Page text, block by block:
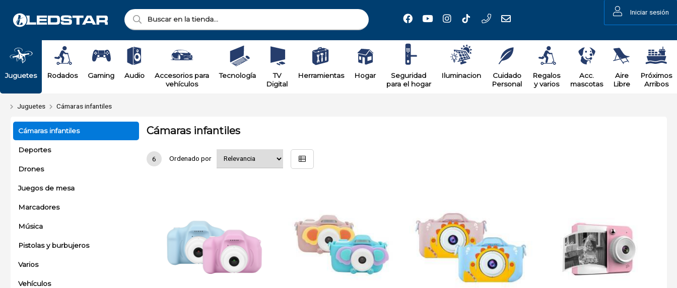
Iniciar sesión
Juguetes Rodados Gaming Audio
Accesorios para
vehículos
Tecnología
TV
Digital
Herramientas Hogar
Seguridad
para el hogar
Iluminacion
Cuidado
Personal
Regalos
y varios
Acc.
mascotas
Aire
Libre
Próximos
Arribos
Juguetes Cámaras infantiles
Cámaras infantiles
Deportes
Drones
Juegos de mesa
Marcadores
Música
Pistolas y burbujeros
Varios
Vehículos
Cámaras infantiles
6 Ordenado por